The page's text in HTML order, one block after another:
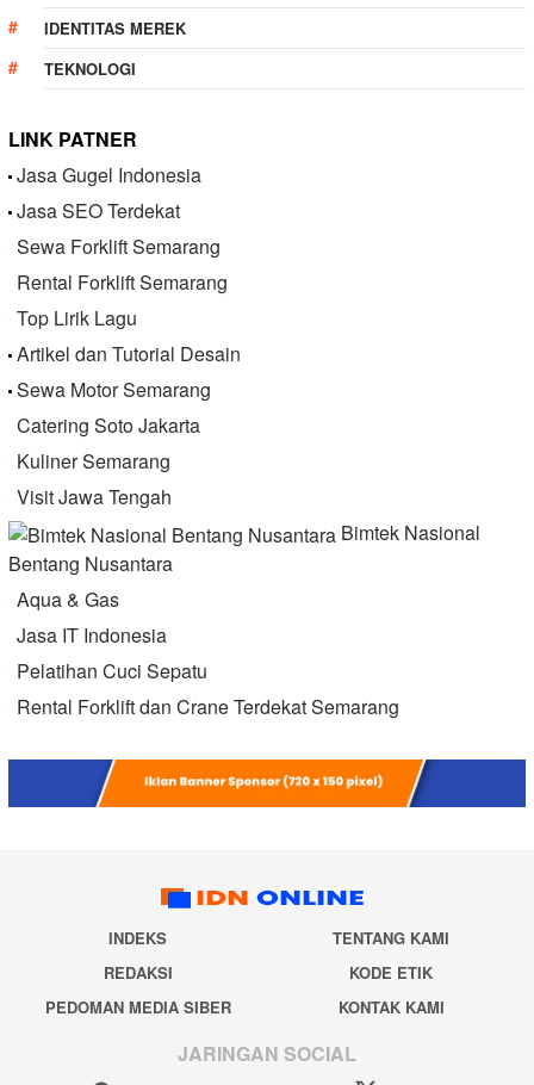
IDENTITAS MEREK
TEKNOLOGI
LINK PATNER
Jasa Gugel Indonesia
Jasa SEO Terdekat
Sewa Forklift Semarang
Rental Forklift Semarang
Top Lirik Lagu
Artikel dan Tutorial Desain
Sewa Motor Semarang
Catering Soto Jakarta
Kuliner Semarang
Visit Jawa Tengah
Bimtek Nasional
Bentang Nusantara
Aqua & Gas
Jasa IT Indonesia
Pelatihan Cuci Sepatu
Rental Forklift dan Crane Terdekat Semarang
INDEKS
TENTANG KAMI
REDAKSI
KODE ETIK
PEDOMAN MEDIA SIBER
KONTAK KAMI
JARINGAN SOCIAL